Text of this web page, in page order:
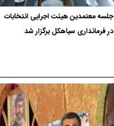
جلسه معتمدین هیئت اجرایی انتخابات
در فرمانداری سیاهکل برگزار شد